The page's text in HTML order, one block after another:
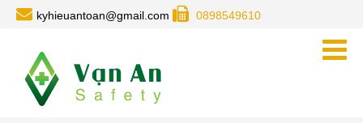
kyhieuantoan@gmail.com 0898549610